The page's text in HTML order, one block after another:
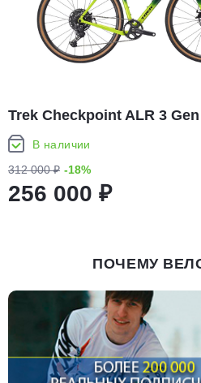
Trek Checkpoint ALR 3 Gen
В наличии
312 000 ₽ -18%
256 000 ₽
ПОЧЕМУ